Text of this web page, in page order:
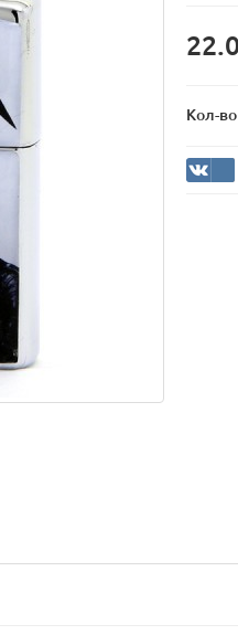
Кол-во